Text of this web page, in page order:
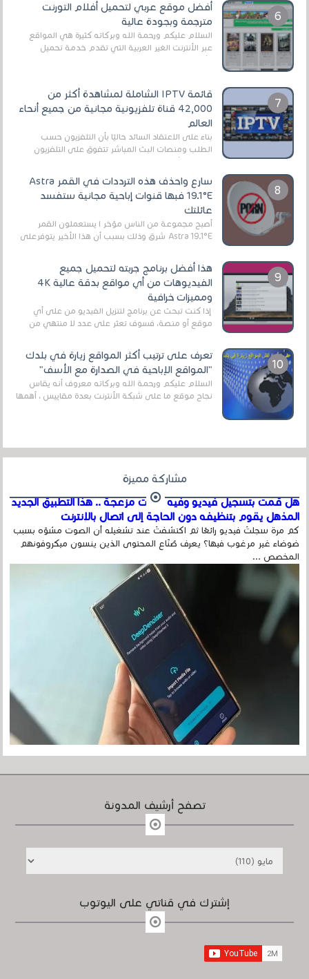
أفضل موقع عربي لتحميل أفلام التورنت
مترجمة وبجودة عالية
السلام عليكم ورحمة الله وبركاته كثيرة هي المواقع
عبر الأنترنت الغير العربية التي تقدم خدمة تحميل
قائمة IPTV الشاملة لمشاهدة أكثر من
42,000 قناة تلفزيونية مجانية من جميع أنحاء
العالم
بناءً على الاعتقاد السائد حاليًا بأن التلفزيون حسب
الطلب ومنصات البث المباشر تتفوق على التلفزيون
سارع واحذف هذه الترددات في القمر Astra
19.1°E فبها قنوات إباحية مجانية ستفسد
عائلتك
أصبح مجموعة من الناس مؤخر ا يستعملون القمر
Astra 19.1°E شرق وذلك بسبب أن هذا الأخير يتوفرعلى
هذا أفضل برنامج جربته لتحميل جميع
الفيديوهات من أي مواقع بدقة عالية 4K
ومميزات خرافية
إذا كنت تبحث عن برنامج لتنزيل الفيديو من على أي
موقع أو منصة، فسوف تعثر على عدد لا منتهي من
تعرف على ترتيب أكثر المواقع زيارة في بلدك
"المواقع الإباحية في الصدارة مع الأسف"
السلام عليكم ورحمة الله وبركاته معروف أنه يقاس
نجاح موقع ما على شبكة الأنترنت بعدة مقاييس ، أهمها
مشاركة مميزة
هل قمت بتسجيل فيديو وفيه أصوت مزعجة .. هذا التطبيق الجديد
المذهل يقوم بتنظيفه دون الحاجة إلى اتصال بالإنترنت
كم مرة سجلتَ فيديو رائعًا ثم اكتشفتَ عند تشغيله أن الصوت مشوّه بسبب
ضوضاء غير مرغوب فيها؟ يعرف صُنّاع المحتوى الذين ينسون ميكروفونهم
المخصص ...
تصفح أرشيف المدونة
إشترك في قناتي على اليوتوب